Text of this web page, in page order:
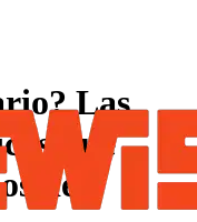
Las
que
del